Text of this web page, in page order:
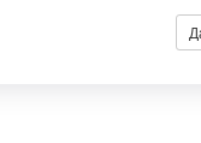
Заказать обратный